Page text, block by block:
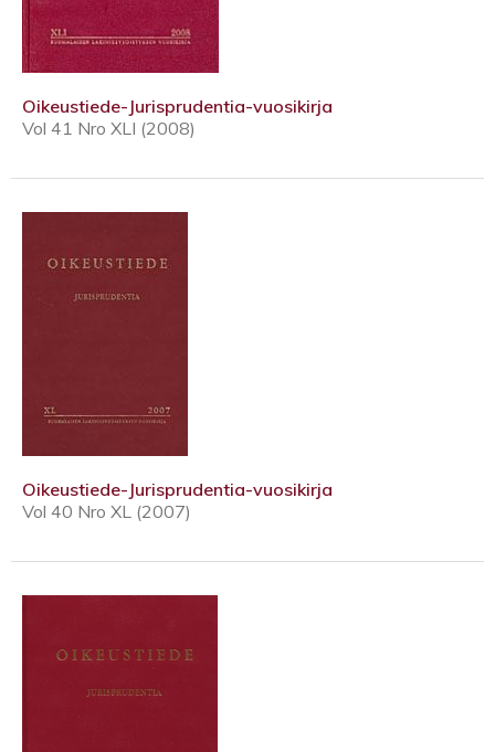
Oikeustiede-Jurisprudentia-vuosikirja
Vol 41 Nro XLI (2008)
Oikeustiede-Jurisprudentia-vuosikirja
Vol 40 Nro XL (2007)